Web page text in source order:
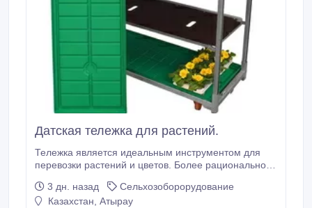
Датская тележка для растений.
Тележка является идеальным инструментом для
перевозки растений и цветов. Более рациональное
на упаковке, обработке и транспортировке делают
изэтих тележек важный инструмент для более
3 дн. назад
Сельхозоборорудование
Казахстан, Атырау